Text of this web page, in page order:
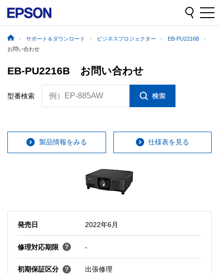
サポート＆ダウンロード ビジネスプロジェクター
EB-PU2216B
お問い合わせ
EB-PU2216B お問い合わせ
型番検索 例）EP-885AW
製品情報をみる 仕様表を見る
発売日 2022年6月
修理対応期限 -
初期保証区分 出張修理